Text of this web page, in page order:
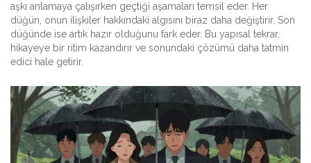
aşkı anlamaya çalışırken geçtiği aşamaları temsil eder. Her
düğün, onun ilişkiler hakkındaki algısını biraz daha değiştirir. Son
düğünde ise artık hazır olduğunu fark eder. Bu yapısal tekrar,
hikayeye bir ritim kazandırır ve sonundaki çözümü daha tatmin
edici hale getirir.